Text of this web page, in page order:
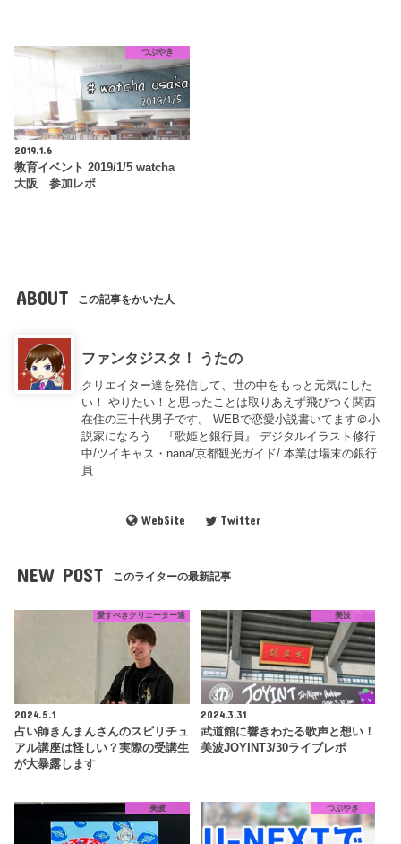
つぶやき
2019.1.6
教育イベント 2019/1/5 watcha
大阪 参加レポ
ABOUT この記事をかいた人
ファンタジスタ！ うたの
クリエイター達を発信して、世の中をもっと元気にした
い！ やりたい！と思ったことは取りあえず飛びつく関西
在住の三十代男子です。 WEBで恋愛小説書いてます＠小
説家になろう 『歌姫と銀行員』 デジタルイラスト修行
中/ツイキャス・nana/京都観光ガイド/ 本業は場末の銀行
員
WebSite Twitter
NEW POST このライターの最新記事
愛すべきクリエーター達
2024.5.1
占い師きんまんさんのスピリチュ
アル講座は怪しい？実際の受講生
が大暴露します
美波
2024.3.31
武道館に響きわたる歌声と想い！
美波JOYINT3/30ライブレポ
美波 つぶやき